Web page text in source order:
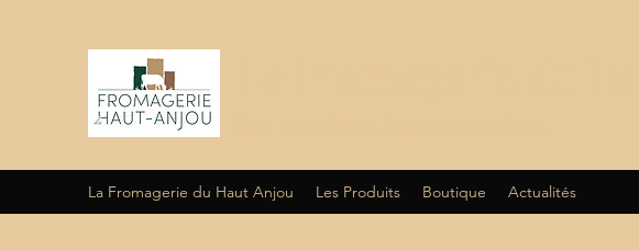
La Fromagerie du Haut Anjou Les Produits Boutique Actualités